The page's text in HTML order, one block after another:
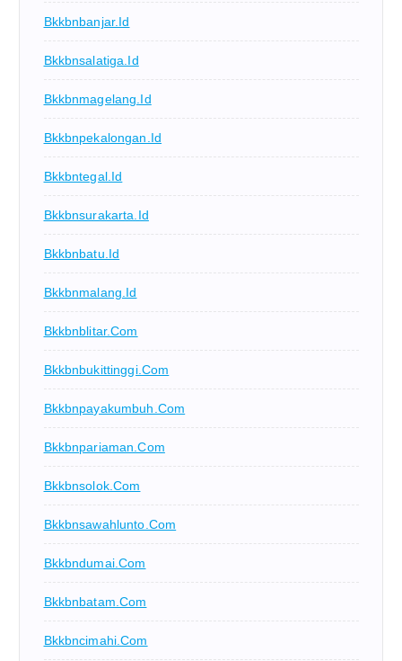
Bkkbnbanjar.id
Bkkbnsalatiga.id
Bkkbnmagelang.id
Bkkbnpekalongan.id
Bkkbntegal.id
Bkkbnsurakarta.id
Bkkbnbatu.id
Bkkbnmalang.id
Bkkbnblitar.com
Bkkbnbukittinggi.com
Bkkbnpayakumbuh.com
Bkkbnpariaman.com
Bkkbnsolok.com
Bkkbnsawahlunto.com
Bkkbndumai.com
Bkkbnbatam.com
Bkkbncimahi.com